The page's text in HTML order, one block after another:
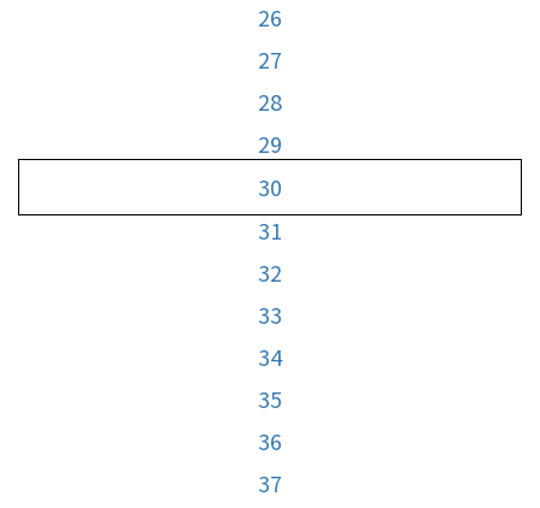
26
27
28
29
30
31
32
33
34
35
36
37